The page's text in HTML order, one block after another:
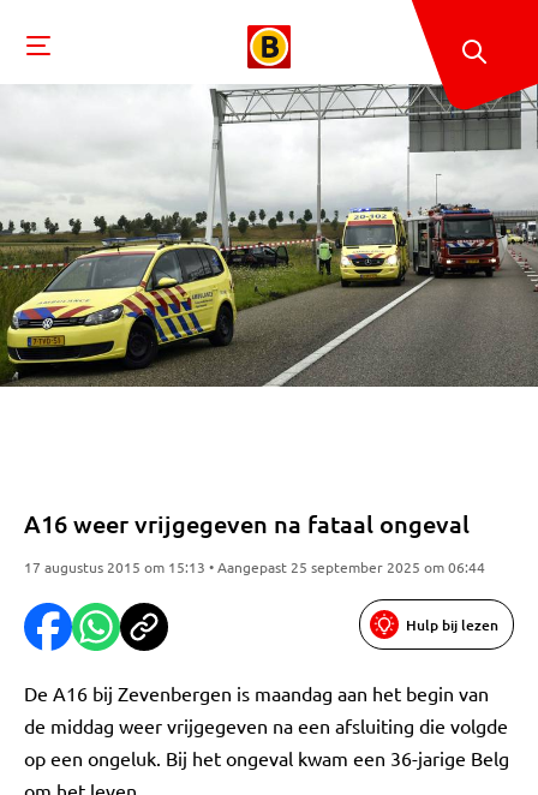
A16 weer vrijgegeven na fataal ongeval
17 augustus 2015 om 15:13 • Aangepast 25 september 2025 om 06:44
Hulp bij lezen
De A16 bij Zevenbergen is maandag aan het begin van
de middag weer vrijgegeven na een afsluiting die volgde
op een ongeluk. Bij het ongeval kwam een 36-jarige Belg
om het leven.